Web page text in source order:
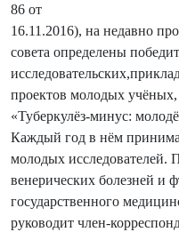
86 от
16.11.2016), на недавно
совета определены
проектов молодых учёных,
«Туберкулёз-минус:
Каждый год в нём
молодых исследователей.
венерических болезней и
государственного
руководит член-